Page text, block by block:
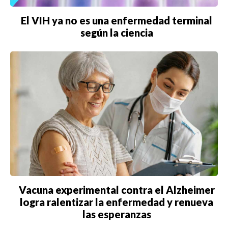
El VIH ya no es una enfermedad terminal
según la ciencia
Vacuna experimental contra el Alzheimer
logra ralentizar la enfermedad y renueva
las esperanzas